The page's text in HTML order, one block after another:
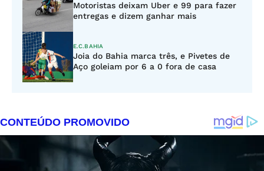
Motoristas deixam Uber e 99 para fazer
entregas e dizem ganhar mais
E.C.BAHIA
Joia do Bahia marca três, e Pivetes de
Aço goleiam por 6 a 0 fora de casa